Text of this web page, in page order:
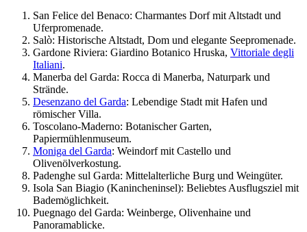
San Felice del Benaco: Charmantes Dorf mit Altstadt und
Uferpromenade.
Salò: Historische Altstadt, Dom und elegante Seepromenade.
Gardone Riviera: Giardino Botanico Hruska, Vittoriale degli
Italiani.
Manerba del Garda: Rocca di Manerba, Naturpark und
Strände.
Desenzano del Garda: Lebendige Stadt mit Hafen und
römischer Villa.
Toscolano-Maderno: Botanischer Garten,
Papiermühlenmuseum.
Moniga del Garda: Weindorf mit Castello und
Olivenölverkostung.
Padenghe sul Garda: Mittelalterliche Burg und Weingüter.
Isola San Biagio (Kanincheninsel): Beliebtes Ausflugsziel mit
Bademöglichkeit.
Puegnago del Garda: Weinberge, Olivenhaine und
Panoramablicke.